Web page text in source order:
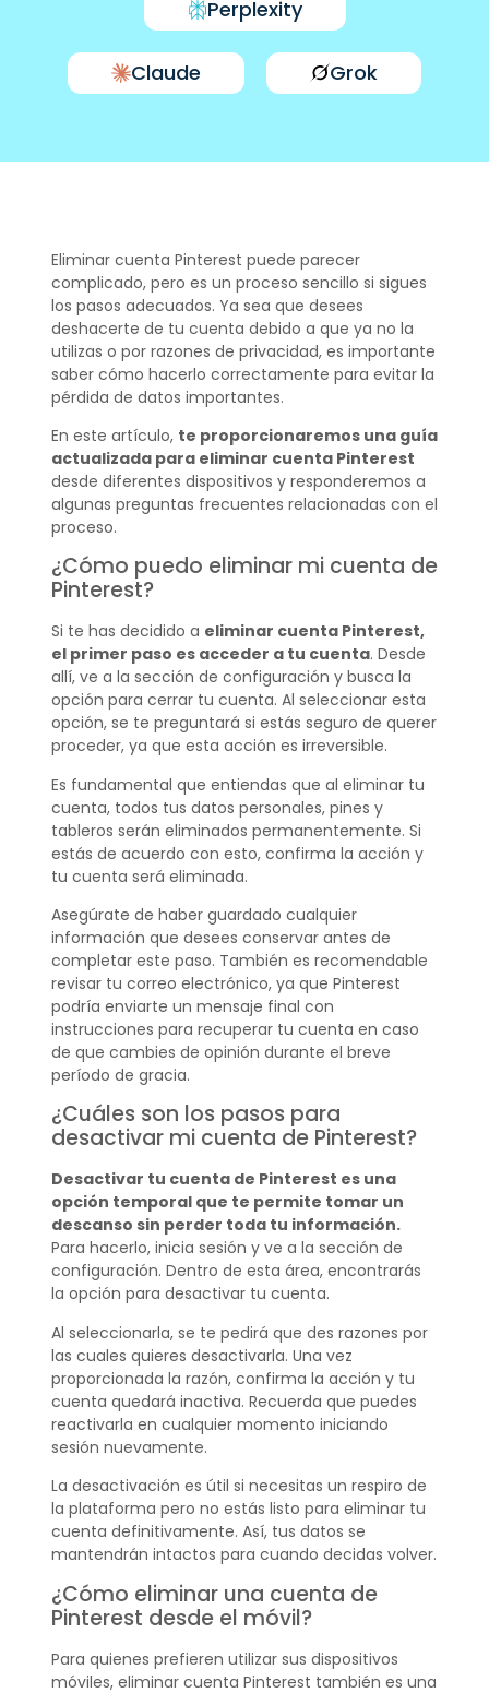
Perplexity
Claude Grok
Eliminar cuenta Pinterest puede parecer
complicado, pero es un proceso sencillo si sigues
los pasos adecuados. Ya sea que desees
deshacerte de tu cuenta debido a que ya no la
utilizas o por razones de privacidad, es importante
saber cómo hacerlo correctamente para evitar la
pérdida de datos importantes.
En este artículo, te proporcionaremos una guía
actualizada para eliminar cuenta Pinterest
desde diferentes dispositivos y responderemos a
algunas preguntas frecuentes relacionadas con el
proceso.
¿Cómo puedo eliminar mi cuenta de
Pinterest?
Si te has decidido a eliminar cuenta Pinterest,
el primer paso es acceder a tu cuenta. Desde
allí, ve a la sección de configuración y busca la
opción para cerrar tu cuenta. Al seleccionar esta
opción, se te preguntará si estás seguro de querer
proceder, ya que esta acción es irreversible.
Es fundamental que entiendas que al eliminar tu
cuenta, todos tus datos personales, pines y
tableros serán eliminados permanentemente. Si
estás de acuerdo con esto, confirma la acción y
tu cuenta será eliminada.
Asegúrate de haber guardado cualquier
información que desees conservar antes de
completar este paso. También es recomendable
revisar tu correo electrónico, ya que Pinterest
podría enviarte un mensaje final con
instrucciones para recuperar tu cuenta en caso
de que cambies de opinión durante el breve
período de gracia.
¿Cuáles son los pasos para
desactivar mi cuenta de Pinterest?
Desactivar tu cuenta de Pinterest es una
opción temporal que te permite tomar un
descanso sin perder toda tu información.
Para hacerlo, inicia sesión y ve a la sección de
configuración. Dentro de esta área, encontrarás
la opción para desactivar tu cuenta.
Al seleccionarla, se te pedirá que des razones por
las cuales quieres desactivarla. Una vez
proporcionada la razón, confirma la acción y tu
cuenta quedará inactiva. Recuerda que puedes
reactivarla en cualquier momento iniciando
sesión nuevamente.
La desactivación es útil si necesitas un respiro de
la plataforma pero no estás listo para eliminar tu
cuenta definitivamente. Así, tus datos se
mantendrán intactos para cuando decidas volver.
¿Cómo eliminar una cuenta de
Pinterest desde el móvil?
Para quienes prefieren utilizar sus dispositivos
móviles, eliminar cuenta Pinterest también es una